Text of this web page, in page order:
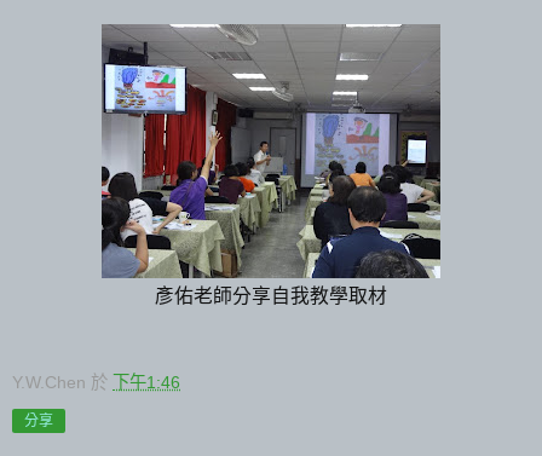
彥佑老師分享自我教學取材
Y.W.Chen 於 下午1:46
分享